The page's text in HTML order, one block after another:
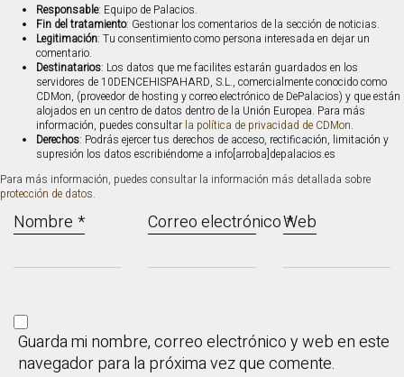
Responsable: Equipo de Palacios.
Fin del tratamiento: Gestionar los comentarios de la sección de noticias.
Legitimación: Tu consentimiento como persona interesada en dejar un
comentario.
Destinatarios: Los datos que me facilites estarán guardados en los
servidores de 10DENCEHISPAHARD, S.L., comercialmente conocido como
CDMon, (proveedor de hosting y correo electrónico de DePalacios) y que están
alojados en un centro de datos dentro de la Unión Europea. Para más
información, puedes consultar la política de privacidad de CDMon.
Derechos: Podrás ejercer tus derechos de acceso, rectificación, limitación y
supresión los datos escribiéndome a info[arroba]depalacios.es
Para más información, puedes consultar la información más detallada sobre
protección de datos.
Nombre * Correo electrónico *
Web
Guarda mi nombre, correo electrónico y web en este
navegador para la próxima vez que comente.